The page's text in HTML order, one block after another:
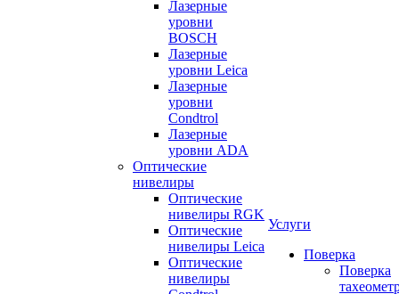
Лазерные
уровни
BOSCH
Лазерные
уровни Leica
Лазерные
уровни
Condtrol
Лазерные
уровни ADA
Оптические
нивелиры
Оптические
нивелиры RGK
Оптические
нивелиры Leica
Оптические
нивелиры
Услуги
Поверка
Поверка